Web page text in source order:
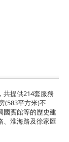
共提供214套服務
(583平方米)不
國賓館等的歷史建
、淮海路及徐家匯